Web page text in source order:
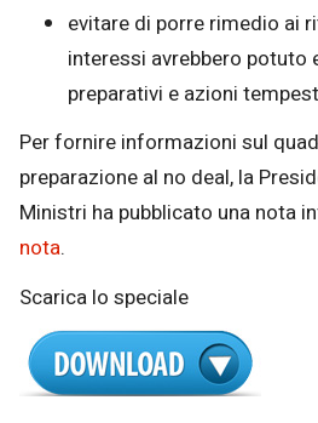
evitare di porre rimedio ai
interessi avrebbero potuto
preparativi e azioni
Per fornire informazioni sul
preparazione al no deal, la
Ministri ha pubblicato una nota
nota.
Scarica lo speciale